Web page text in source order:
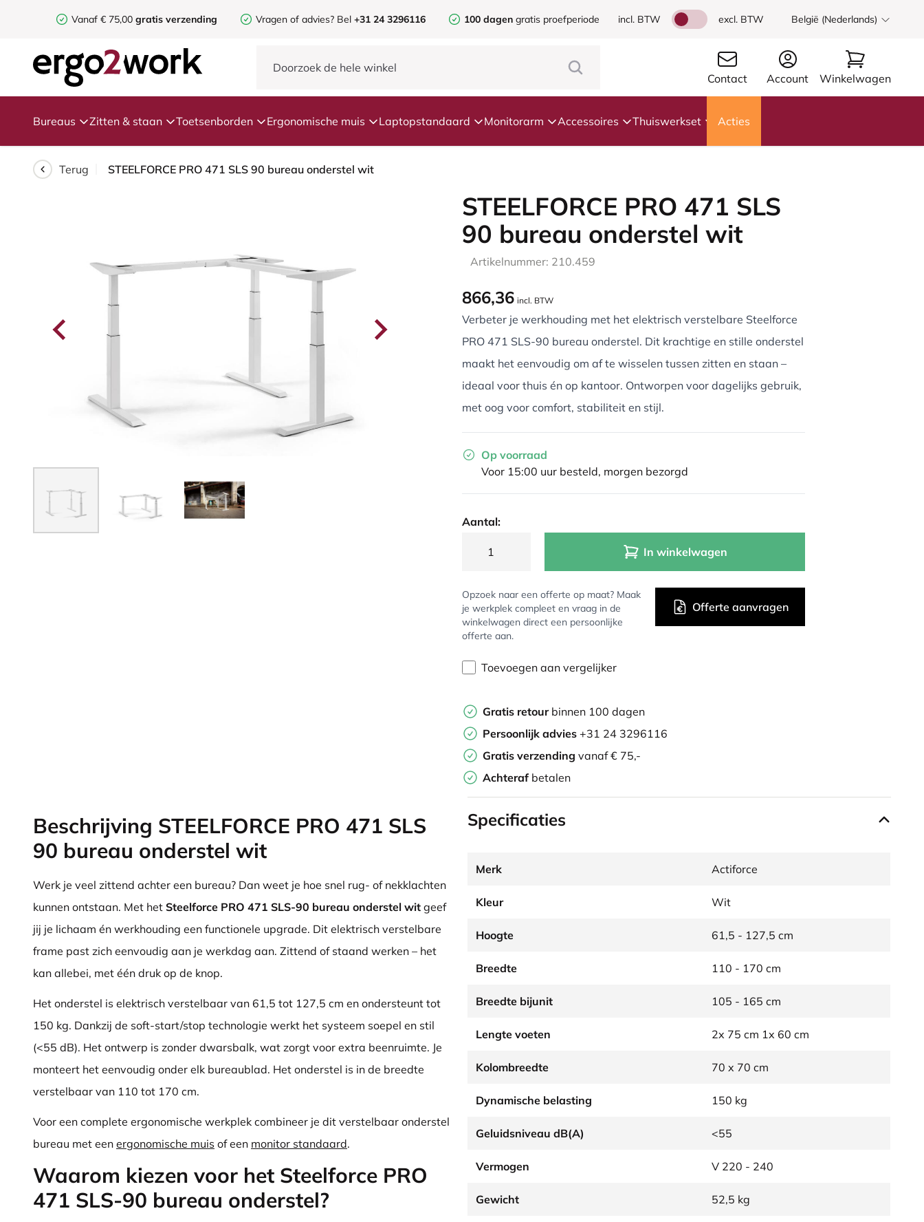
Vanaf € 75,00 gratis verzending Vragen of advies? Bel +31 24 3296116 100 dagen gratis proefperiode incl. BTW excl. BTW België (Nederlands)
Contact Account Winkelwagen
Bureaus Zitten & staan Toetsenborden Ergonomische muis Laptopstandaard Monitorarm Accessoires Thuiswerkset Acties
Terug STEELFORCE PRO 471 SLS 90 bureau onderstel wit
STEELFORCE PRO 471 SLS
90 bureau onderstel wit
Artikelnummer: 210.459
866,36 incl. BTW
Verbeter je werkhouding met het elektrisch verstelbare Steelforce
PRO 471 SLS-90 bureau onderstel. Dit krachtige en stille onderstel
maakt het eenvoudig om af te wisselen tussen zitten en staan –
ideaal voor thuis én op kantoor. Ontworpen voor dagelijks gebruik,
met oog voor comfort, stabiliteit en stijl.
Op voorraad
Voor 15:00 uur besteld, morgen bezorgd
Aantal:
In winkelwagen
Opzoek naar een offerte op maat? Maak
je werkplek compleet en vraag in de
winkelwagen direct een persoonlijke
offerte aan.
Offerte aanvragen
Toevoegen aan vergelijker
Gratis retourbinnen 100 dagen
Persoonlijk advies +31 24 3296116
Gratis verzending vanaf € 75,-
Achterafbetalen
Beschrijving STEELFORCE PRO 471 SLS
90 bureau onderstel wit
Werk je veel zittend achter een bureau? Dan weet je hoe snel rug- of nekklachten
kunnen ontstaan. Met het Steelforce PRO 471 SLS-90 bureau onderstel wit geef
jij je lichaam én werkhouding een functionele upgrade. Dit elektrisch verstelbare
frame past zich eenvoudig aan je werkdag aan. Zittend of staand werken – het
kan allebei, met één druk op de knop.
Het onderstel is elektrisch verstelbaar van 61,5 tot 127,5 cm en ondersteunt tot
150 kg. Dankzij de soft-start/stop technologie werkt het systeem soepel en stil
(<55 dB). Het ontwerp is zonder dwarsbalk, wat zorgt voor extra beenruimte. Je
monteert het eenvoudig onder elk bureaublad. Het onderstel is in de breedte
verstelbaar van 110 tot 170 cm.
Voor een complete ergonomische werkplek combineer je dit verstelbaar onderstel
bureau met een ergonomische muis of een monitor standaard.
Waarom kiezen voor het Steelforce PRO
471 SLS-90 bureau onderstel?
Specificaties
Merk Actiforce
Kleur Wit
Hoogte 61,5 - 127,5 cm
Breedte 110 - 170 cm
Breedte bijunit 105 - 165 cm
Lengte voeten 2x 75 cm 1x 60 cm
Kolombreedte 70 x 70 cm
Dynamische belasting 150 kg
Geluidsniveau dB(A) <55
Vermogen V 220 - 240
Gewicht 52,5 kg